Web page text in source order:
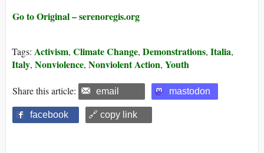
Go to Original – serenoregis.org
Tags: Activism, Climate Change, Demonstrations, Italia,
Italy, Nonviolence, Nonviolent Action, Youth
Share this article: email mastodon
facebook 🔗 copy link